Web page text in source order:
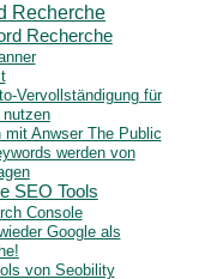
Recherche
Recherche
Vervollständigung für
mit Anwser The Public
werden von
SEO Tools
Console
Google als
von Seobility